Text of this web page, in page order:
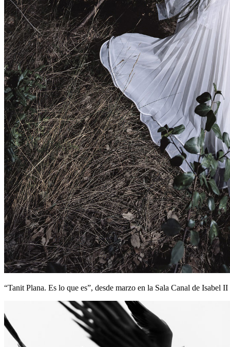
“Tanit Plana. Es lo que es”, desde marzo en la Sala Canal de Isabel II